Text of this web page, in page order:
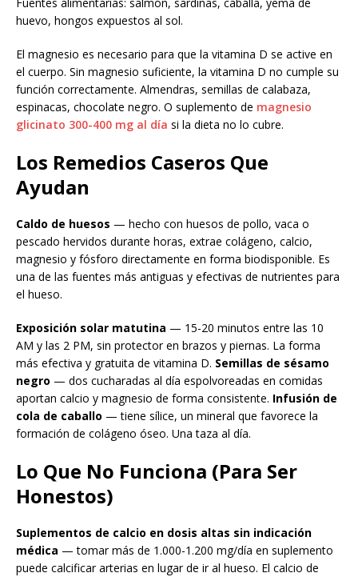
Fuentes alimentarias: salmón, sardinas, caballa, yema de
huevo, hongos expuestos al sol.
El magnesio es necesario para que la vitamina D se active en
el cuerpo. Sin magnesio suficiente, la vitamina D no cumple su
función correctamente. Almendras, semillas de calabaza,
espinacas, chocolate negro. O suplemento de magnesio
glicinato 300-400 mg al día si la dieta no lo cubre.
Los Remedios Caseros Que
Ayudan
Caldo de huesos — hecho con huesos de pollo, vaca o
pescado hervidos durante horas, extrae colágeno, calcio,
magnesio y fósforo directamente en forma biodisponible. Es
una de las fuentes más antiguas y efectivas de nutrientes para
el hueso.
Exposición solar matutina — 15-20 minutos entre las 10
AM y las 2 PM, sin protector en brazos y piernas. La forma
más efectiva y gratuita de vitamina D. Semillas de sésamo
negro — dos cucharadas al día espolvoreadas en comidas
aportan calcio y magnesio de forma consistente. Infusión de
cola de caballo — tiene sílice, un mineral que favorece la
formación de colágeno óseo. Una taza al día.
Lo Que No Funciona (Para Ser
Honestos)
Suplementos de calcio en dosis altas sin indicación
médica — tomar más de 1.000-1.200 mg/día en suplemento
puede calcificar arterias en lugar de ir al hueso. El calcio de